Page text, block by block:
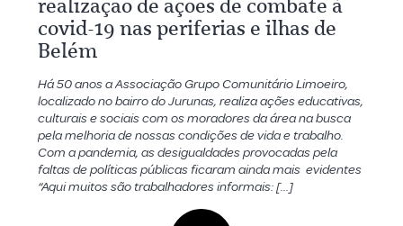
realização de ações de combate à
covid-19 nas periferias e ilhas de
Belém
Há 50 anos a Associação Grupo Comunitário Limoeiro,
localizado no bairro do Jurunas, realiza ações educativas,
culturais e sociais com os moradores da área na busca
pela melhoria de nossas condições de vida e trabalho.
Com a pandemia, as desigualdades provocadas pela
faltas de políticas públicas ficaram ainda mais evidentes
“Aqui muitos são trabalhadores informais: […]